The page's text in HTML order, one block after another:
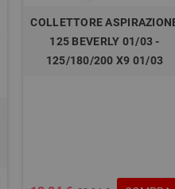
COLLETTORE
125 BEVERLY 01/03 -
125/180/200 X9 01/03